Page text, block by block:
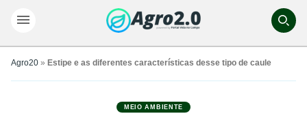
Agro20 » Estipe e as diferentes características desse tipo de caule
MEIO AMBIENTE